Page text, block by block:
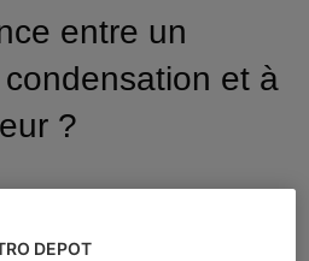
entre un
et à
?
DEPOT